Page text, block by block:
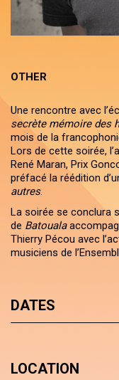
OTHER
Une rencontre avec
secrète mémoire des
mois de la
Lors de cette soirée,
René Maran, Prix
préfacé la réédition
autres.
La soirée se conclura
de Batouala
Thierry Pécou avec
musiciens de
DATES
LOCATION